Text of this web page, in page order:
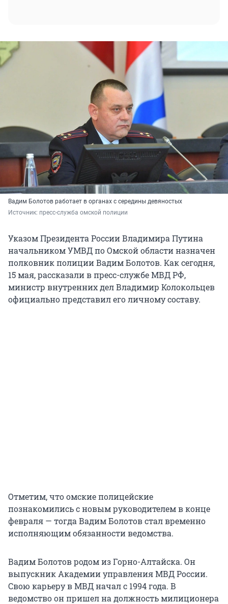
Вадим Болотов работает в органах с середины девяностых
Источник: пресс-служба омской полиции
Указом Президента России Владимира Путина
начальником УМВД по Омской области назначен
полковник полиции Вадим Болотов. Как сегодня,
15 мая, рассказали в пресс-службе МВД РФ,
министр внутренних дел Владимир Колокольцев
официально представил его личному составу.
Отметим, что омские полицейские
познакомились с новым руководителем в конце
февраля — тогда Вадим Болотов стал временно
исполняющим обязанности ведомства.
Вадим Болотов родом из Горно-Алтайска. Он
выпускник Академии управления МВД России.
Свою карьеру в МВД начал с 1994 года. В
ведомство он пришел на должность милиционера